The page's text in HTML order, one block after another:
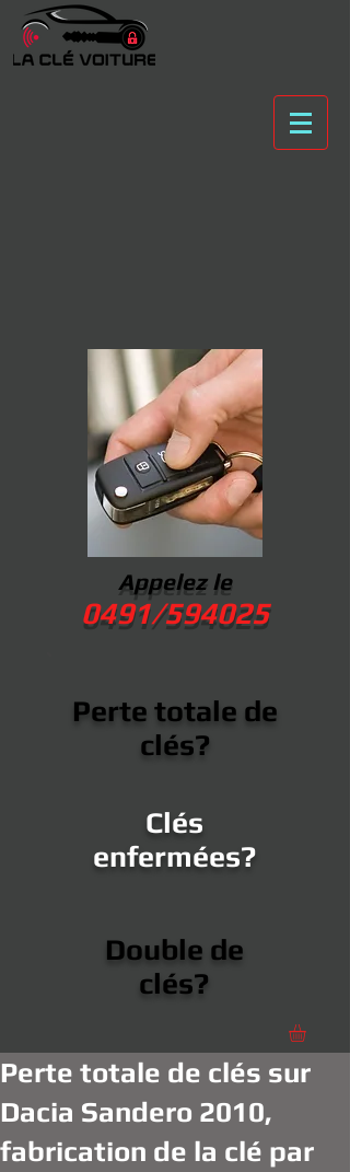
Appelez le
0491/594025
Perte totale de
clés?
Clés
enfermées?
Double de
clés?
Perte totale de clés sur
Dacia Sandero 2010,
fabrication de la clé par